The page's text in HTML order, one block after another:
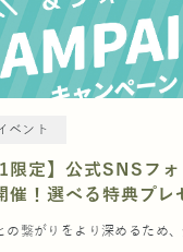
ベント
限定】公式SNSフォ
催！選べる特典プレ
の繋がりをより深めるため